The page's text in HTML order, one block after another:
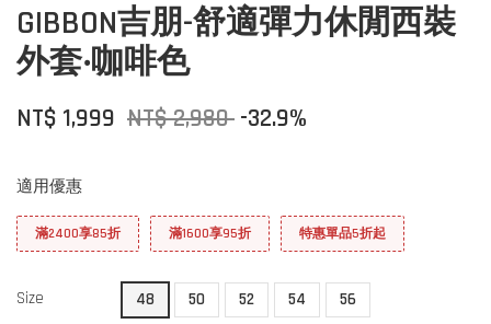
GIBBON吉朋-舒適彈力休閒西裝
外套‧咖啡色
NT$ 1,999 NT$ 2,980 -32.9%
適用優惠
滿2400享85折 滿1600享95折 特惠單品5折起
Size 48 50 52 54 56